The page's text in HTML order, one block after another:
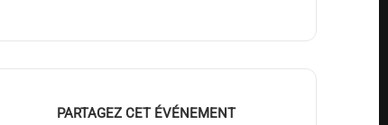
PARTAGEZ CET ÉVÉNEMENT